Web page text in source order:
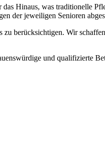
Hinaus, was traditionelle
der jeweiligen Senioren
berücksichtigen. Wir
und qualifizierte